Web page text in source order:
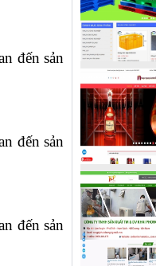
đến sản
đến sản
đến sản